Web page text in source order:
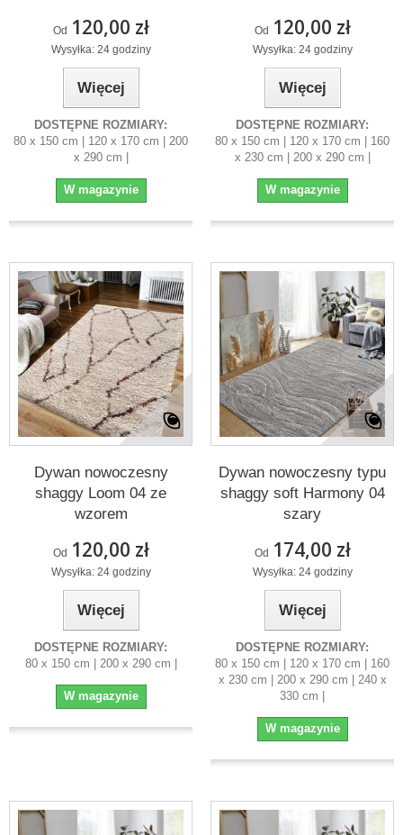
Od 120,00 zł
Wysyłka: 24 godziny
Więcej
DOSTĘPNE ROZMIARY:
80 x 150 cm | 120 x 170 cm | 200
x 290 cm |
W magazynie
Od 120,00 zł
Wysyłka: 24 godziny
Więcej
DOSTĘPNE ROZMIARY:
80 x 150 cm | 120 x 170 cm | 160
x 230 cm | 200 x 290 cm |
W magazynie
Dywan nowoczesny
shaggy Loom 04 ze
wzorem
Od 120,00 zł
Wysyłka: 24 godziny
Więcej
DOSTĘPNE ROZMIARY:
80 x 150 cm | 200 x 290 cm |
W magazynie
Dywan nowoczesny typu
shaggy soft Harmony 04
szary
Od 174,00 zł
Wysyłka: 24 godziny
Więcej
DOSTĘPNE ROZMIARY:
80 x 150 cm | 120 x 170 cm | 160
x 230 cm | 200 x 290 cm | 240 x
330 cm |
W magazynie